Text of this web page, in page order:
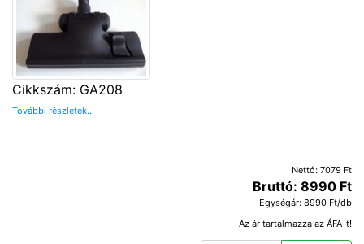
Cikkszám: GA208
További részletek...
Nettó: 7079 Ft
Bruttó: 8990 Ft
Egységár: 8990 Ft/db
Az ár tartalmazza az ÁFA-t!